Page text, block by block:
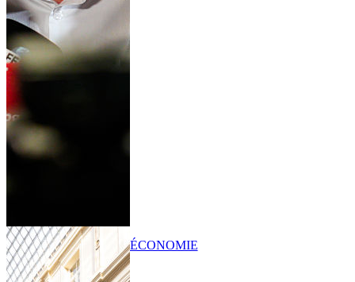
ÉCONOMIE